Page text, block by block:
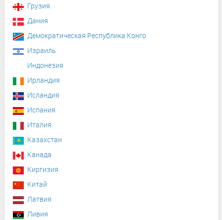
Грузия
Дания
Демократическая Республика Конго
Израиль
Индонезия
Ирландия
Исландия
Испания
Италия
Казахстан
Канада
Киргизия
Китай
Латвия
Ливия